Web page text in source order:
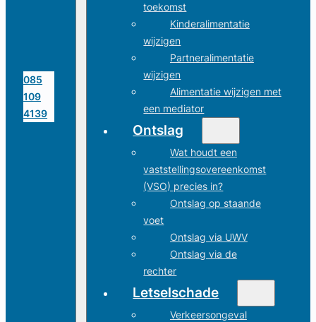
085
109
4139
toekomst
Kinderalimentatie
wijzigen
Partneralimentatie
wijzigen
Alimentatie wijzigen met
een mediator
Ontslag
Wat houdt een
vaststellingsovereenkomst
(VSO) precies in?
Ontslag op staande
voet
Ontslag via UWV
Ontslag via de
rechter
Letselschade
Verkeersongeval